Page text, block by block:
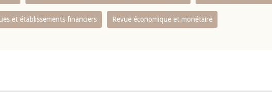
et établissements financiers Revue économique et monétaire